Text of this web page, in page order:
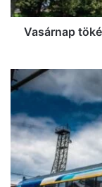
Vasárnap
Irány
a
A
MÁV
készül
az